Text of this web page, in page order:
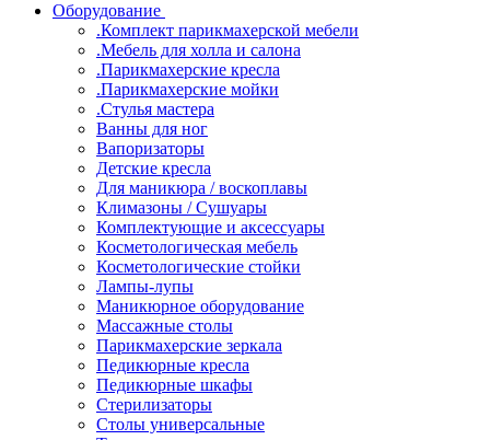
Оборудование
.Комплект парикмахерской мебели
.Мебель для холла и салона
.Парикмахерские кресла
.Парикмахерские мойки
.Стулья мастера
Ванны для ног
Вапоризаторы
Детские кресла
Для маникюра / воскоплавы
Климазоны / Сушуары
Комплектующие и аксессуары
Косметологическая мебель
Косметологические стойки
Лампы-лупы
Маникюрное оборудование
Массажные столы
Парикмахерские зеркала
Педикюрные кресла
Педикюрные шкафы
Стерилизаторы
Столы универсальные